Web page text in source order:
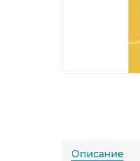
Описание